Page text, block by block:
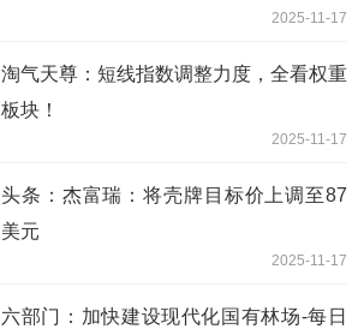
2025-11-17
淘气天尊：短线指数调整力度，全看权重
板块！
2025-11-17
头条：杰富瑞：将壳牌目标价上调至87
美元
2025-11-17
六部门：加快建设现代化国有林场-每日